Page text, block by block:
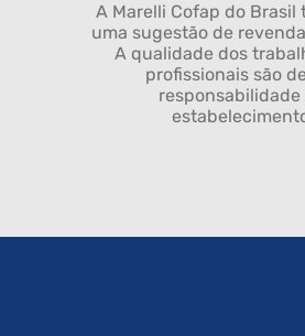
A Marelli Cofap do Brasil
uma sugestão de
A qualidade dos
profissionais são
responsabilidade